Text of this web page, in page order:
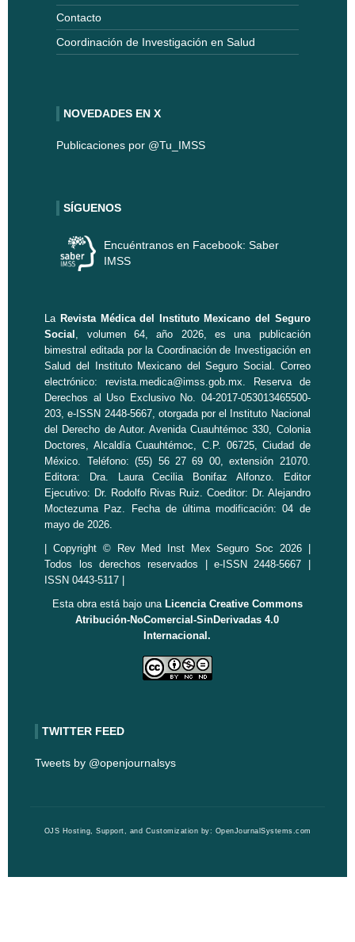
Contacto
Coordinación de Investigación en Salud
NOVEDADES EN X
Publicaciones por @Tu_IMSS
SÍGUENOS
Encuéntranos en Facebook: Saber
IMSS
La Revista Médica del Instituto Mexicano del Seguro
Social
, volumen 64, año 2026, es una publicación
bimestral editada por la Coordinación de Investigación en
Salud del Instituto Mexicano del Seguro Social. Correo
electrónico:revista.medica@imss.gob.mx . Reserva de
Derechos al Uso Exclusivo No. 04-2017-053013465500-
203, e-ISSN 2448-5667, otorgada por el Instituto Nacional
del Derecho de Autor. Avenida Cuauhtémoc 330, Colonia
Doctores, Alcaldía Cuauhtémoc, C.P. 06725, Ciudad de
México. Teléfono: (55) 56 27 69 00, extensión 21070.
Editora: Dra. Laura Cecilia Bonifaz Alfonzo. Editor
Ejecutivo: Dr. Rodolfo Rivas Ruiz. Coeditor: Dr. Alejandro
Moctezuma Paz. Fecha de última modificación: 04 de
mayo de 2026.
| Copyright © Rev Med Inst Mex Seguro Soc 2026 |
Todos los derechos reservados | e-ISSN 2448-5667 |
ISSN 0443-5117 |
Esta obra está bajo una Licencia Creative Commons
Atribución-NoComercial-SinDerivadas 4.0
Internacional.
TWITTER FEED
Tweets by @openjournalsys
OJS Hosting, Support, and Customization by: OpenJournalSystems.com